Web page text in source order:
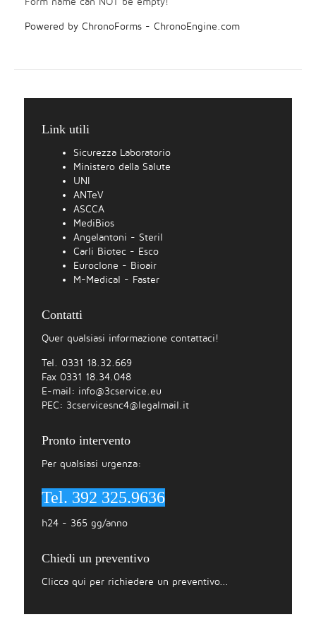
Powered by ChronoForms - ChronoEngine.com
Link utili
Sicurezza Laboratorio
Ministero della Salute
UNI
ANTeV
ASCCA
MediBios
Angelantoni - Steril
Carli Biotec - Esco
Euroclone - Bioair
M-Medical - Faster
Contatti
Quer qualsiasi informazione contattaci!
Tel. 0331 18.32.669
Fax 0331 18.34.048
E-mail: info@3cservice.eu
PEC: 3cservicesnc4@legalmail.it
Pronto intervento
Per qualsiasi urgenza:
Tel. 392 325.9636
h24 - 365 gg/anno
Chiedi un preventivo
Clicca qui per richiedere un preventivo...